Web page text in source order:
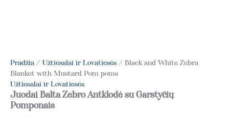
Pradžia / Užtiesalai ir Lovatiesės / Black and White Zebra
Blanket with Mustard Pom poms
Užtiesalai ir Lovatiesės
Juodai Balta Zebro Antklodė su Garstyčių
Pomponais